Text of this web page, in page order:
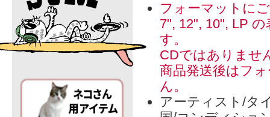
フォーマットに
7", 12", 10", LP
す。
CDではありませ
商品発送後はフ
ん。
アーティスト/タ